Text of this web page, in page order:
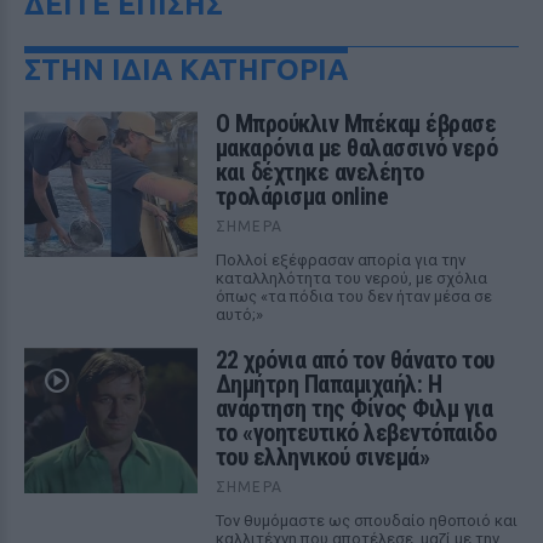
ΣΤΗΝ ΙΔΙΑ ΚΑΤΗΓΟΡΙΑ
Ο Μπρούκλιν Μπέκαμ έβρασε
μακαρόνια με θαλασσινό νερό
και δέχτηκε ανελέητο
τρολάρισμα online
ΣΉΜΕΡΑ
Πολλοί εξέφρασαν απορία για την
καταλληλότητα του νερού, με σχόλια
όπως «τα πόδια του δεν ήταν μέσα σε
αυτό;»
22 χρόνια από τον θάνατο του
Δημήτρη Παπαμιχαήλ: Η
ανάρτηση της Φίνος Φιλμ για
το «γοητευτικό λεβεντόπαιδο
του ελληνικού σινεμά»
ΣΉΜΕΡΑ
Τον θυμόμαστε ως σπουδαίο ηθοποιό και
καλλιτέχνη που αποτέλεσε, μαζί με την